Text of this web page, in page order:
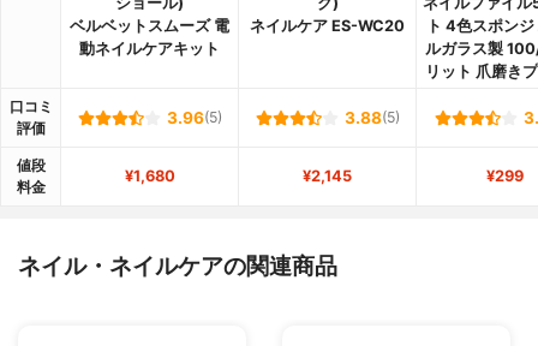
ベルベットスムーズ 電
動ネイルケアキット
ネイルケア ES-WC20
ト 4色スポン
ルガラス製
リット 爪磨き
口コミ
評価
3.96(5) 3.88(5)
値段
料金
¥1,680 ¥2,145 ¥299
ネイル・ネイルケアの関連商品